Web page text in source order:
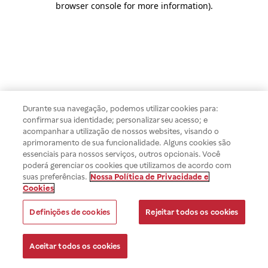
browser console for more information).
Durante sua navegação, podemos utilizar cookies para:
confirmar sua identidade; personalizar seu acesso; e
acompanhar a utilização de nossos websites, visando o
aprimoramento de sua funcionalidade. Alguns cookies são
essenciais para nossos serviços, outros opcionais. Você
poderá gerenciar os cookies que utilizamos de acordo com
suas preferências. Nossa Política de Privacidade e
Cookies
Definições de cookies Rejeitar todos os cookies
Aceitar todos os cookies